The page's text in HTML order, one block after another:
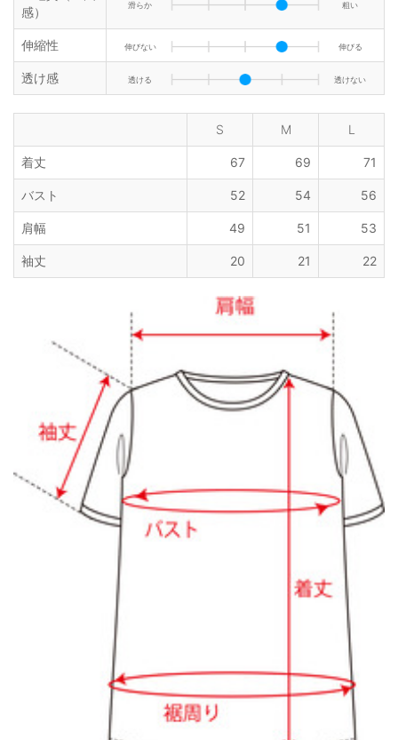
感）
滑らか 粗い
伸縮性 伸びない 伸びる
透け感 透ける 透けない
S M L
着丈 67 69 71
バスト 52 54 56
肩幅 49 51 53
袖丈 20 21 22